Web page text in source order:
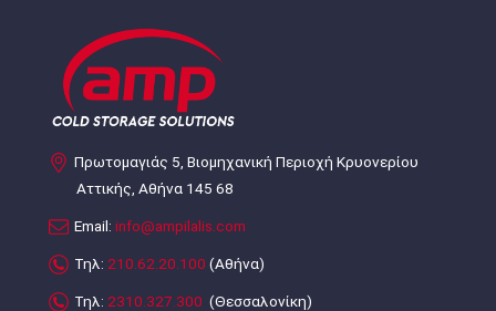
Πρωτομαγιάς 5, Βιομηχανική Περιοχή Κρυονερίου
Αττικής, Αθήνα 145 68
Email: info@ampilalis.com
Τηλ: 210.62.20.100 (Αθήνα)
Τηλ: 2310.327.300 (Θεσσαλονίκη)